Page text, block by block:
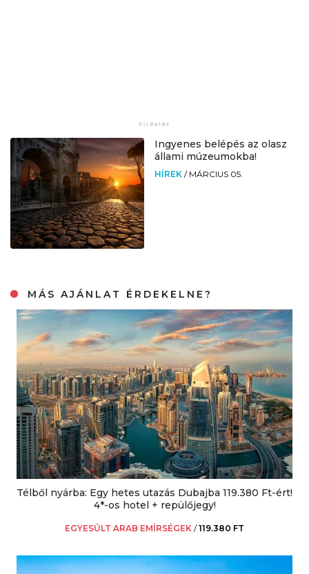
Ingyenes belépés az olasz
állami múzeumokba!
HÍREK / MÁRCIUS 05.
MÁS AJÁNLAT ÉRDEKELNE?
Télből nyárba: Egy hetes utazás Dubajba 119.380 Ft-ért!
4*-os hotel + repülőjegy!
EGYESÜLT ARAB EMÍRSÉGEK /119.380 FT